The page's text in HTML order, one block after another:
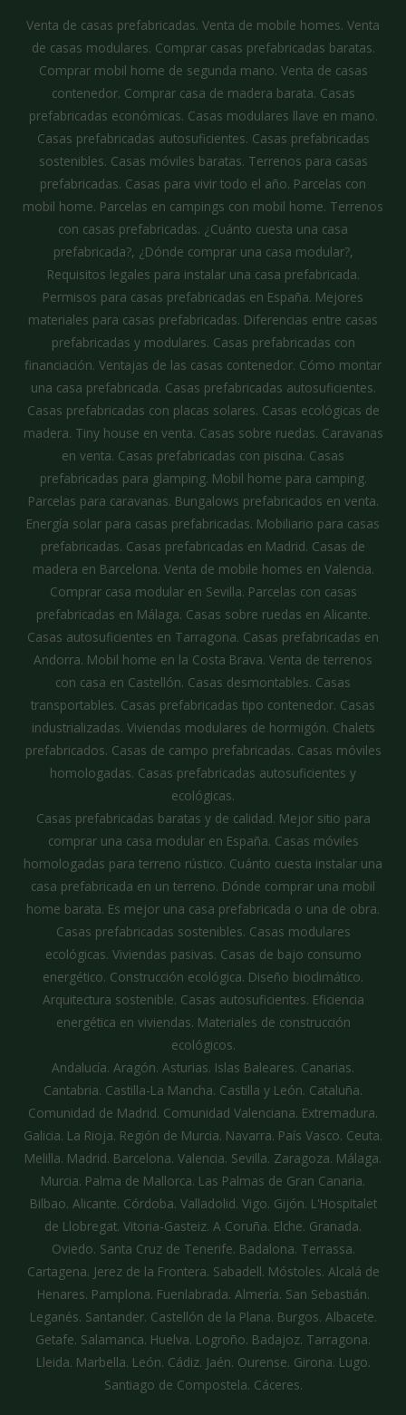
Venta de casas prefabricadas. Venta de mobile homes. Venta
de casas modulares. Comprar casas prefabricadas baratas.
Comprar mobil home de segunda mano. Venta de casas
contenedor. Comprar casa de madera barata. Casas
prefabricadas económicas. Casas modulares llave en mano.
Casas prefabricadas autosuficientes. Casas prefabricadas
sostenibles. Casas móviles baratas. Terrenos para casas
prefabricadas. Casas para vivir todo el año. Parcelas con
mobil home. Parcelas en campings con mobil home. Terrenos
con casas prefabricadas. ¿Cuánto cuesta una casa
prefabricada?, ¿Dónde comprar una casa modular?,
Requisitos legales para instalar una casa prefabricada.
Permisos para casas prefabricadas en España. Mejores
materiales para casas prefabricadas. Diferencias entre casas
prefabricadas y modulares. Casas prefabricadas con
financiación. Ventajas de las casas contenedor. Cómo montar
una casa prefabricada. Casas prefabricadas autosuficientes.
Casas prefabricadas con placas solares. Casas ecológicas de
madera. Tiny house en venta. Casas sobre ruedas. Caravanas
en venta. Casas prefabricadas con piscina. Casas
prefabricadas para glamping. Mobil home para camping.
Parcelas para caravanas. Bungalows prefabricados en venta.
Energía solar para casas prefabricadas. Mobiliario para casas
prefabricadas. Casas prefabricadas en Madrid. Casas de
madera en Barcelona. Venta de mobile homes en Valencia.
Comprar casa modular en Sevilla. Parcelas con casas
prefabricadas en Málaga. Casas sobre ruedas en Alicante.
Casas autosuficientes en Tarragona. Casas prefabricadas en
Andorra. Mobil home en la Costa Brava. Venta de terrenos
con casa en Castellón. Casas desmontables. Casas
transportables. Casas prefabricadas tipo contenedor. Casas
industrializadas. Viviendas modulares de hormigón. Chalets
prefabricados. Casas de campo prefabricadas. Casas móviles
homologadas. Casas prefabricadas autosuficientes y
ecológicas.
Casas prefabricadas baratas y de calidad. Mejor sitio para
comprar una casa modular en España. Casas móviles
homologadas para terreno rústico. Cuánto cuesta instalar una
casa prefabricada en un terreno. Dónde comprar una mobil
home barata. Es mejor una casa prefabricada o una de obra.
Casas prefabricadas sostenibles. Casas modulares
ecológicas. Viviendas pasivas. Casas de bajo consumo
energético. Construcción ecológica. Diseño bioclimático.
Arquitectura sostenible. Casas autosuficientes. Eficiencia
energética en viviendas. Materiales de construcción
ecológicos.
Andalucía. Aragón. Asturias. Islas Baleares. Canarias.
Cantabria. Castilla-La Mancha. Castilla y León. Cataluña.
Comunidad de Madrid. Comunidad Valenciana. Extremadura.
Galicia. La Rioja. Región de Murcia. Navarra. País Vasco. Ceuta.
Melilla. Madrid. Barcelona. Valencia. Sevilla. Zaragoza. Málaga.
Murcia. Palma de Mallorca. Las Palmas de Gran Canaria.
Bilbao. Alicante. Córdoba. Valladolid. Vigo. Gijón. L'Hospitalet
de Llobregat. Vitoria-Gasteiz. A Coruña. Elche. Granada.
Oviedo. Santa Cruz de Tenerife. Badalona. Terrassa.
Cartagena. Jerez de la Frontera. Sabadell. Móstoles. Alcalá de
Henares. Pamplona. Fuenlabrada. Almería. San Sebastián.
Leganés. Santander. Castellón de la Plana. Burgos. Albacete.
Getafe. Salamanca. Huelva. Logroño. Badajoz. Tarragona.
Lleida. Marbella. León. Cádiz. Jaén. Ourense. Girona. Lugo.
Santiago de Compostela. Cáceres.